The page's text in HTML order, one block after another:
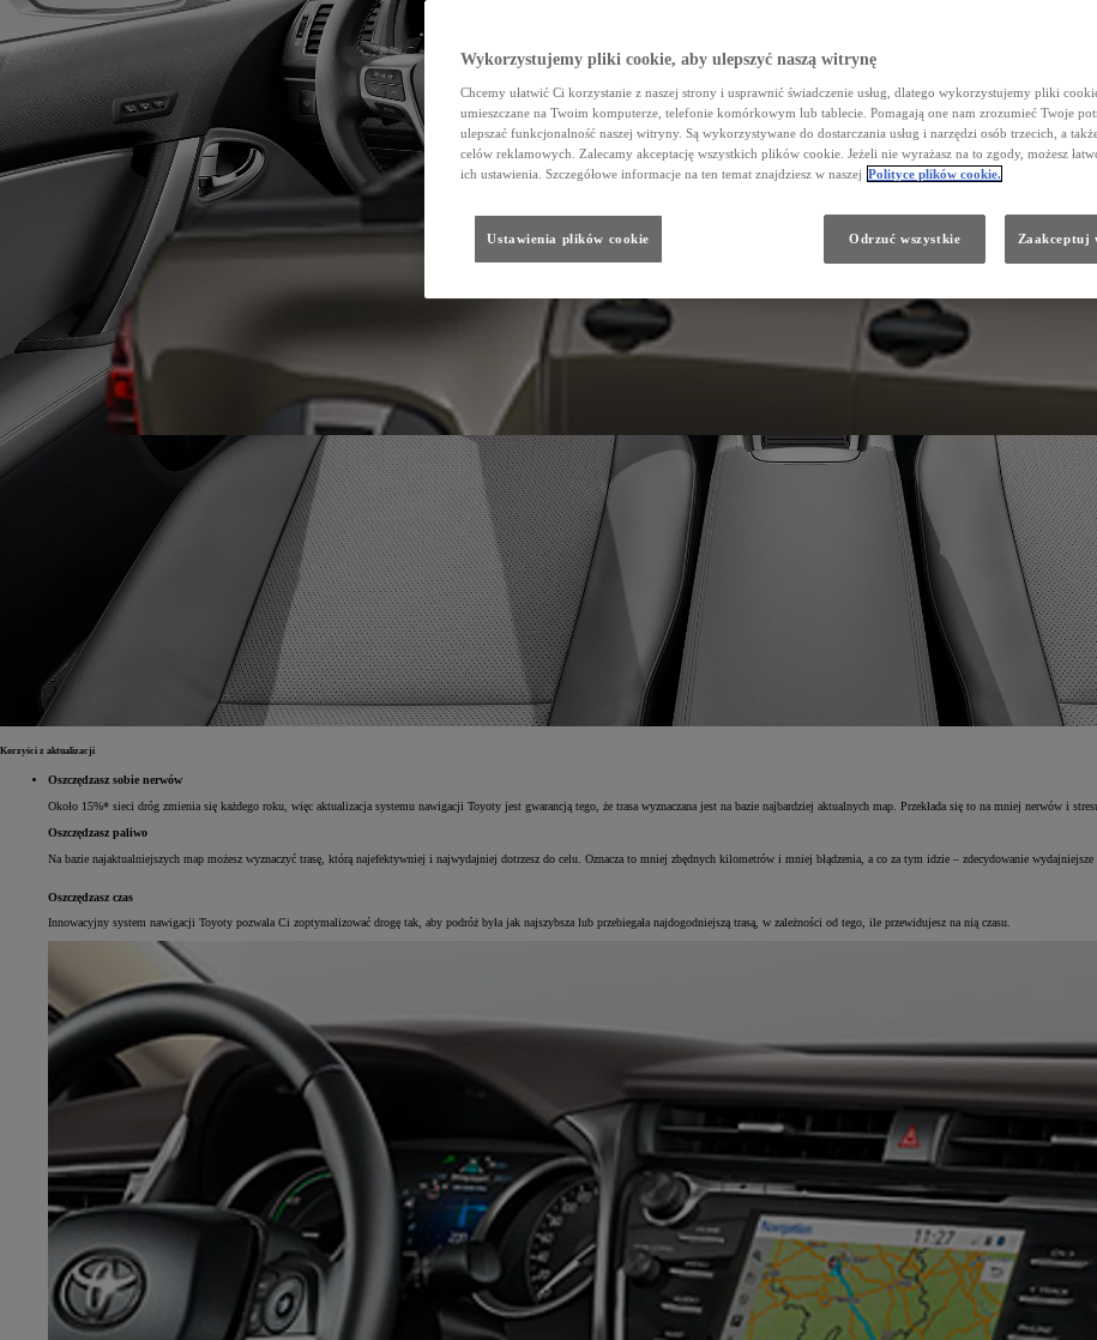
Korzyści z aktualizacji
Oszczędzasz sobie nerwów
Około 15%* sieci dróg zmienia się każdego roku, więc aktualizacja systemu nawigacji Toyoty jest gwarancją tego, że trasa wyznaczana jest na bazie najbardziej aktualnych map. Przekłada się to na mniej nerwów i
Oszczędzasz paliwo
Na bazie najaktualniejszych map możesz wyznaczyć trasę, którą najefektywniej i najwydajniej dotrzesz do celu. Oznacza to mniej zbędnych kilometrów i mniej błądzenia, a co za tym idzie – zdecydowanie
Oszczędzasz czas
Innowacyjny system nawigacji Toyoty pozwala Ci zoptymalizować drogę tak, aby podróż była jak najszybsza lub przebiegała najdogodniejszą trasą, w zależności od tego, ile przewidujesz na nią czasu.
Wykorzystujemy pliki cookie, aby ulepszyć naszą witrynę
Chcemy ułatwić Ci korzystanie z naszej strony i usprawnić świadczenie usług, dlatego wykorzystujemy pliki
umieszczane na Twoim komputerze, telefonie komórkowym lub tablecie. Pomagają one nam zrozumieć Twoje
ulepszać funkcjonalność naszej witryny. Są wykorzystywane do dostarczania usług i narzędzi osób trzecich, a
celów reklamowych. Zalecamy akceptację wszystkich plików cookie. Jeżeli nie wyrażasz na to zgody, możesz
ich ustawienia. Szczegółowe informacje na ten temat znajdziesz w naszej Polityce plików cookie.
Odrzuć wszystkie Zaakceptuj
Ustawienia plików cookie